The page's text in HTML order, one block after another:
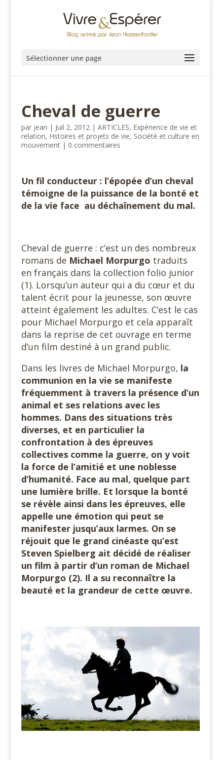
Sélectionner une page
Cheval de guerre
par jean | Juil 2, 2012| ARTICLES, Expérience de vie et
relation, Hstoires et projets de vie, Société et culture en
mouvement| 0 commentaires
Un fil conducteur : l’épopée d’un cheval
témoigne de la puissance de la bonté et
de la vie face au déchaînement du mal.
Cheval de guerre : c’est un des nombreux
romans de Michael Morpurgo traduits
en français dans la collection folio junior
(1). Lorsqu’un auteur qui a du cœur et du
talent écrit pour la jeunesse, son œuvre
atteint également les adultes. C’est le cas
pour Michael Morpurgo et cela apparaît
dans la reprise de cet ouvrage en terme
d’un film destiné à un grand public.
Dans les livres de Michael Morpurgo, la
communion en la vie se manifeste
fréquemment à travers la présence d’un
animal et ses relations avec les
hommes. Dans des situations très
diverses, et en particulier la
confrontation à des épreuves
collectives comme la guerre, on y voit
la force de l’amitié et une noblesse
d’humanité. Face au mal, quelque part
une lumière brille. Et lorsque la bonté
se révèle ainsi dans les épreuves, elle
appelle une émotion qui peut se
manifester jusqu’aux larmes. On se
réjouit que le grand cinéaste qu’est
Steven Spielberg ait décidé de réaliser
un film à partir d’un roman de Michael
Morpurgo (2). Il a su reconnaître la
beauté et la grandeur de cette œuvre.